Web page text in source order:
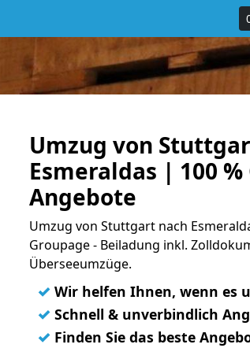
Umzug von
Esmeraldas | 100
Angebote
Umzug von Stuttgart nach
Groupage - Beiladung inkl.
Überseeumzüge.
✓ Wir helfen Ihnen, wenn es
✓ Schnell & unverbindlich
✓ Finden Sie das beste